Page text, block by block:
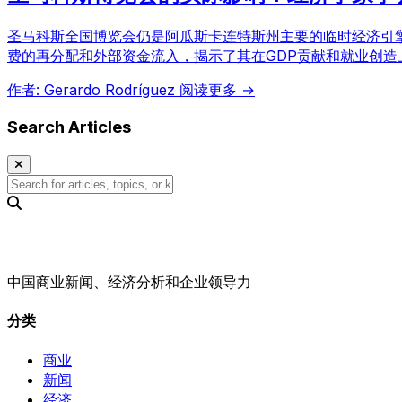
圣马科斯全国博览会仍是阿瓜斯卡连特斯州主要的临时经济
费的再分配和外部资金流入，揭示了其在GDP贡献和就业创
作者: Gerardo Rodríguez 阅读更多 →
Search Articles
中国商业新闻、经济分析和企业领导力
分类
商业
新闻